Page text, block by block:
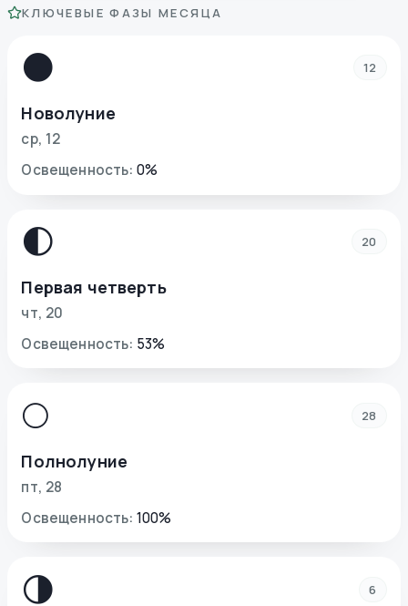
КЛЮЧЕВЫЕ ФАЗЫ МЕСЯЦА
🌑 12
Новолуние
ср, 12
Освещенность: 0%
🌓 20
Первая четверть
чт, 20
Освещенность: 53%
🌕 28
Полнолуние
пт, 28
Освещенность: 100%
🌗 6